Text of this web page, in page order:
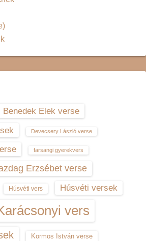
Benedek Elek verse
Devecsery László verse
farsangi gyerekvers
Erzsébet verse
Húsvéti vers Húsvéti versek
vers
Kormos István verse